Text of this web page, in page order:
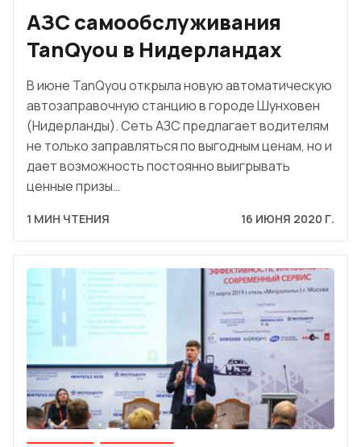
АЗС самообслуживания
TanQyou в Нидерландах
В июне TanQyou открыла новую автоматическую
автозаправочную станцию в городе Шунховен
(Нидерланды). Сеть АЗС предлагает водителям
не только заправляться по выгодным ценам, но и
дает возможность постоянно выигрывать
ценные призы…
1 МИН ЧТЕНИЯ 16 ИЮНЯ 2020 Г.